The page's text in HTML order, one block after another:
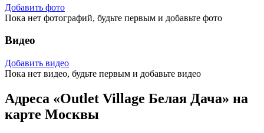
Добавить фото
Пока нет фотографий, будьте первым и добавьте фото
Видео
Добавить видео
Пока нет видео, будьте первым и добавьте видео
Адреса «Outlet Village Белая Дача» на
карте Москвы